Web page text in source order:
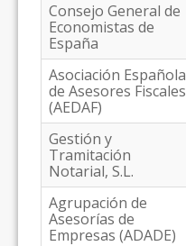
Consejo General de
Economistas de
España
Asociación Española
de Asesores Fiscales
(AEDAF)
Gestión y
Tramitación
Notarial, S.L.
Agrupación de
Asesorías de
Empresas (ADADE)